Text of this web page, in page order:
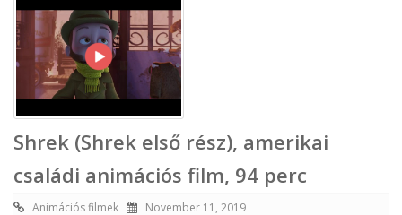
Shrek (Shrek első rész), amerikai
családi animációs film, 94 perc
Animációs filmek November 11, 2019